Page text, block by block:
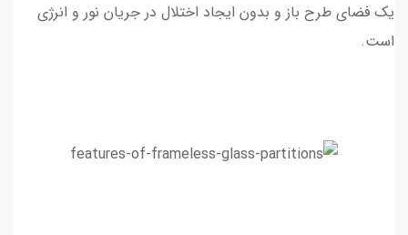
یک فضای طرح باز و بدون ایجاد اختلال در جریان نور و انرژی
است.